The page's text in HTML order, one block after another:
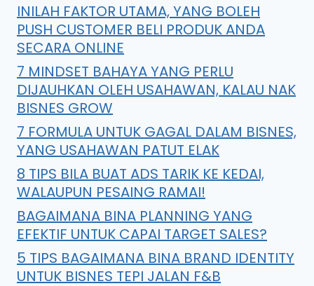
INILAH FAKTOR UTAMA, YANG BOLEH
PUSH CUSTOMER BELI PRODUK ANDA
SECARA ONLINE
7 MINDSET BAHAYA YANG PERLU
DIJAUHKAN OLEH USAHAWAN, KALAU NAK
BISNES GROW
7 FORMULA UNTUK GAGAL DALAM BISNES,
YANG USAHAWAN PATUT ELAK
8 TIPS BILA BUAT ADS TARIK KE KEDAI,
WALAUPUN PESAING RAMAI!
BAGAIMANA BINA PLANNING YANG
EFEKTIF UNTUK CAPAI TARGET SALES?
5 TIPS BAGAIMANA BINA BRAND IDENTITY
UNTUK BISNES TEPI JALAN F&B